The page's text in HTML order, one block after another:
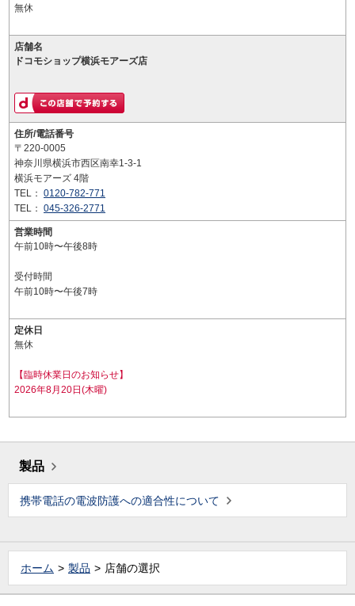
無休
店舗名
ドコモショップ横浜モアーズ店
住所/電話番号
〒220-0005
神奈川県横浜市西区南幸1-3-1
横浜モアーズ 4階
TEL： 0120-782-771
TEL： 045-326-2771
営業時間
午前10時〜午後8時
受付時間
午前10時〜午後7時
定休日
無休
【臨時休業日のお知らせ】
2026年8月20日(木曜)
製品
携帯電話の電波防護への適合性について
ホーム 製品 店舗の選択